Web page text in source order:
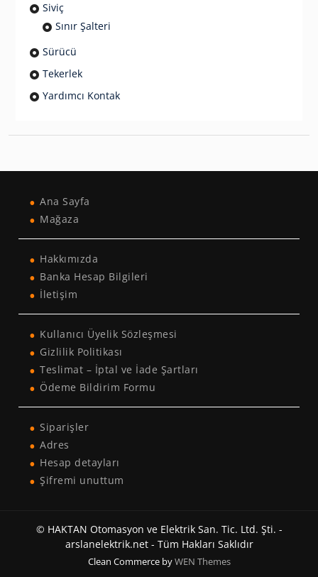
Siviç
Sınır Şalteri
Sürücü
Tekerlek
Yardımcı Kontak
Ana Sayfa
Mağaza
Hakkımızda
Banka Hesap Bilgileri
İletişim
Kullanıcı Üyelik Sözleşmesi
Gizlilik Politikası
Teslimat – İptal ve İade Şartları
Ödeme Bildirim Formu
Siparişler
Adres
Hesap detayları
Şifremi unuttum
© HAKTAN Otomasyon ve Elektrik San. Tic. Ltd. Şti. -
arslanelektrik.net - Tüm Hakları Saklıdır
Clean Commerce byWEN Themes